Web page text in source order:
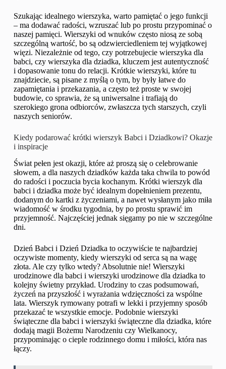
Szukając idealnego wierszyka, warto pamiętać o jego funkcji
– ma dodawać radości, wzruszać lub po prostu przypominać o
naszej pamięci. Wierszyki od wnuków często niosą ze sobą
szczególną wartość, bo są odzwierciedleniem tej wyjątkowej
więzi. Niezależnie od tego, czy potrzebujecie wierszyka dla
babci, czy wierszyka dla dziadka, kluczem jest autentyczność
i dopasowanie tonu do relacji. Krótkie wierszyki, które tu
znajdziecie, są pisane z myślą o tym, by były łatwe do
zapamiętania i przekazania, a często też proste w swojej
budowie, co sprawia, że są uniwersalne i trafiają do
szerokiego grona odbiorców, zwłaszcza tych starszych, czyli
naszych seniorów.
Kiedy podarować krótki wierszyk Babci i Dziadkowi? Okazje
i inspiracje
Świat pełen jest okazji, które aż proszą się o celebrowanie
słowem, a dla naszych dziadków każda taka chwila to powód
do radości i poczucia bycia kochanym. Krótki wierszyk dla
babci i dziadka może być idealnym dopełnieniem prezentu,
dodanym do kartki z życzeniami, a nawet wysłanym jako miła
wiadomość w środku tygodnia, by po prostu sprawić im
przyjemność. Najczęściej jednak sięgamy po nie w szczególne
dni.
Dzień Babci i Dzień Dziadka to oczywiście te najbardziej
oczywiste momenty, kiedy wierszyki od serca są na wagę
złota. Ale czy tylko wtedy? Absolutnie nie! Wierszyki
urodzinowe dla babci i wierszyki urodzinowe dla dziadka to
kolejny świetny przykład. Urodziny to czas podsumowań,
życzeń na przyszłość i wyrażania wdzięczności za wspólne
lata. Wierszyk rymowany potrafi w lekki i przyjemny sposób
przekazać te wszystkie emocje. Podobnie wierszyki
świąteczne dla babci i wierszyki świąteczne dla dziadka, które
dodają magii Bożemu Narodzeniu czy Wielkanocy,
przypominając o cieple rodzinnego domu i miłości, która nas
łączy.